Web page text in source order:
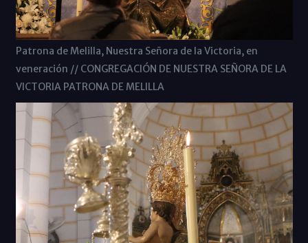
Patrona de Melilla, Nuestra Señora de la Victoria, en
veneración // CONGREGACIÓN DE NUESTRA SEÑORA DE LA
VICTORIA PATRONA DE MELILLA